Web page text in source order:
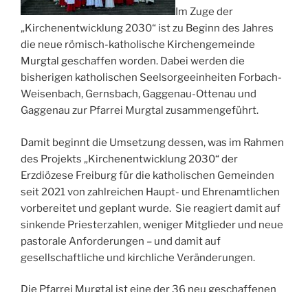
Im Zuge der
„Kirchenentwicklung 2030“ ist zu Beginn des Jahres
die neue römisch-katholische Kirchengemeinde
Murgtal geschaffen worden. Dabei werden die
bisherigen katholischen Seelsorgeeinheiten Forbach-
Weisenbach, Gernsbach, Gaggenau-Ottenau und
Gaggenau zur Pfarrei Murgtal zusammengeführt.
Damit beginnt die Umsetzung dessen, was im Rahmen
des Projekts „Kirchenentwicklung 2030“ der
Erzdiözese Freiburg für die katholischen Gemeinden
seit 2021 von zahlreichen Haupt- und Ehrenamtlichen
vorbereitet und geplant wurde. Sie reagiert damit auf
sinkende Priesterzahlen, weniger Mitglieder und neue
pastorale Anforderungen – und damit auf
gesellschaftliche und kirchliche Veränderungen.
Die Pfarrei Murgtal ist eine der 36 neu geschaffenen